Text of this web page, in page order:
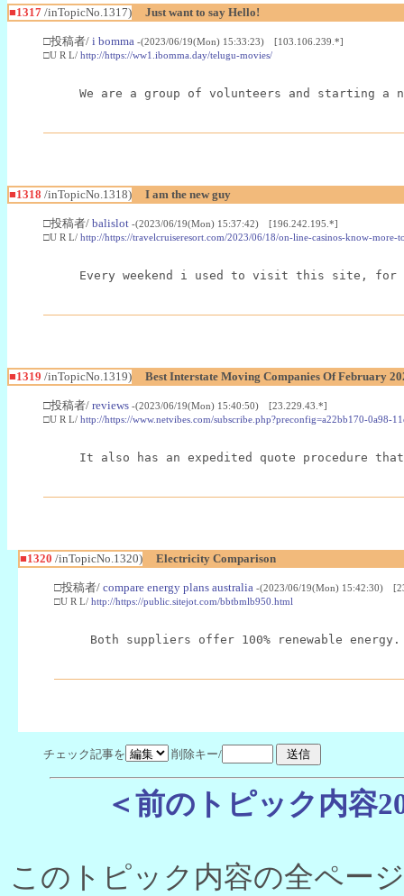
■1317 /inTopicNo.1317) Just want to say Hello!
□投稿者/ i bomma -(2023/06/19(Mon) 15:33:23) [103.106.239.*]
□U R L/ http://https://ww1.ibomma.day/telugu-movies/
We are a group of volunteers and starting a
■1318 /inTopicNo.1318) I am the new guy
□投稿者/ balislot -(2023/06/19(Mon) 15:37:42) [196.242.195.*]
□U R L/ http://https://travelcruiseresort.com/2023/06/18/on-line-casinos-know-more-
Every weekend i used to visit this site, for
■1319 /inTopicNo.1319) Best Interstate Moving Companies Of February
□投稿者/ reviews -(2023/06/19(Mon) 15:40:50) [23.229.43.*]
□U R L/ http://https://www.netvibes.com/subscribe.php?preconfig=a22bb170-0a98-
It also has an expedited quote procedure
■1320 /inTopicNo.1320) Electricity Comparison
□投稿者/ compare energy plans australia -(2023/06/19(Mon) 15:42:30)
□U R L/ http://https://public.sitejot.com/bbtbmlb950.html
Both suppliers offer 100% renewable energy.
チェック記事を 削除キー/
＜前のトピック内容
このトピック内容の全ペー